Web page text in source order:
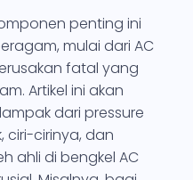
penting ini
mulai dari AC
fatal yang
Artikel ini akan
dari pressure
ciri-cirinya, dan
ahli di bengkel AC